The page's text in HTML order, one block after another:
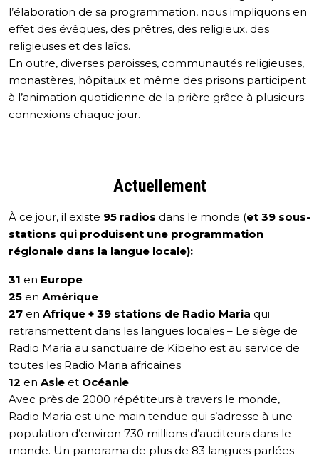
l’élaboration de sa programmation, nous impliquons en
effet des évêques, des prêtres, des religieux, des
religieuses et des laïcs.
En outre, diverses paroisses, communautés religieuses,
monastères, hôpitaux et même des prisons participent
à l’animation quotidienne de la prière grâce à plusieurs
connexions chaque jour.
Actuellement
À ce jour, il existe 95 radios dans le monde (et 39 sous-
stations qui produisent une programmation
régionale dans la langue locale):
31 en Europe
25 en Amérique
27 en Afrique + 39 stations de Radio Maria qui
retransmettent dans les langues locales – Le siège de
Radio Maria au sanctuaire de Kibeho est au service de
toutes les Radio Maria africaines
12 en Asie et Océanie
Avec près de 2000 répétiteurs à travers le monde,
Radio Maria est une main tendue qui s’adresse à une
population d’environ 730 millions d’auditeurs dans le
monde. Un panorama de plus de 83 langues parlées